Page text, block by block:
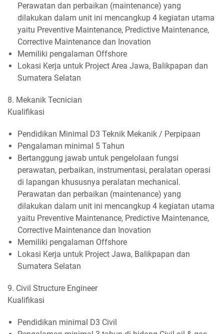
Perawatan dan perbaikan (maintenance) yang
dilakukan dalam unit ini mencangkup 4 kegiatan utama
yaitu Preventive Maintenance, Predictive Maintenance,
Corrective Maintenance dan Inovation
Memiliki pengalaman Offshore
Lokasi Kerja untuk Project Area Jawa, Balikpapan dan
Sumatera Selatan
8. Mekanik Tecnician
Kualifikasi
Pendidikan Minimal D3 Teknik Mekanik / Perpipaan
Pengalaman minimal 5 Tahun
Bertanggung jawab untuk pengelolaan fungsi
perawatan, perbaikan, instrumentasi, peralatan operasi
di lapangan khususnya peralatan mechanical.
Perawatan dan perbaikan (maintenance) yang
dilakukan dalam unit ini mencangkup 4 kegiatan utama
yaitu Preventive Maintenance, Predictive Maintenance,
Corrective Maintenance dan Inovation
Memiliki pengalaman Offshore
Lokasi Kerja untuk Project Jawa, Balikpapan dan
Sumatera Selatan
9. Civil Structure Engineer
Kualifikasi
Pendidikan minimal D3 Civil